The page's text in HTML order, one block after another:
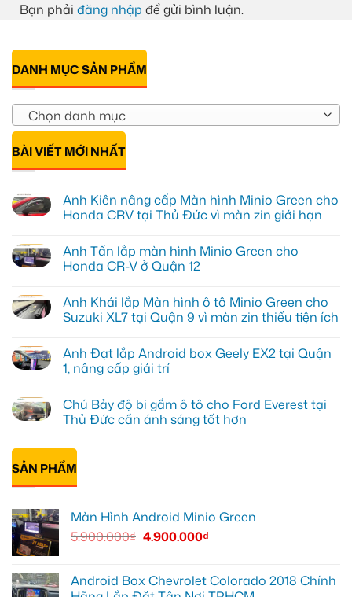
Bạn phải đăng nhập để gửi bình luận.
DANH MỤC SẢN PHẨM
Chọn danh mục
BÀI VIẾT MỚI NHẤT
Anh Kiên nâng cấp Màn hình Minio Green cho
Honda CRV tại Thủ Đức vì màn zin giới hạn
bình
luận
ở
nâng
cấp
Màn
Green
cho
Honda
Thủ
Đức
vì
giới
hạn
Anh Tấn lắp màn hình Minio Green cho
Honda CR-V ở Quận 12
bình
luận
ở
lắp
màn
hình
cho
Honda
CR-
Quận
12
Anh Khải lắp Màn hình ô tô Minio Green cho
Suzuki XL7 tại Quận 9 vì màn zin thiếu tiện ích
bình
luận
ở
lắp
Màn
hình
Minio
Green
cho
Suzuki
Quận
tiện
ích
Anh Đạt lắp Android box Geely EX2 tại Quận
1, nâng cấp giải trí
bình
luận
ở
Android
box
Geely
Quận
nâng
Chú Bảy độ bi gầm ô tô cho Ford Everest tại
Thủ Đức cần ánh sáng tốt hơn
có
bình
luận
ở
Chú
Everest
tại
SẢN PHẨM
Màn Hình Android Minio Green
5.900.000₫ 4.900.000₫
Android Box Chevrolet Colorado 2018 Chính